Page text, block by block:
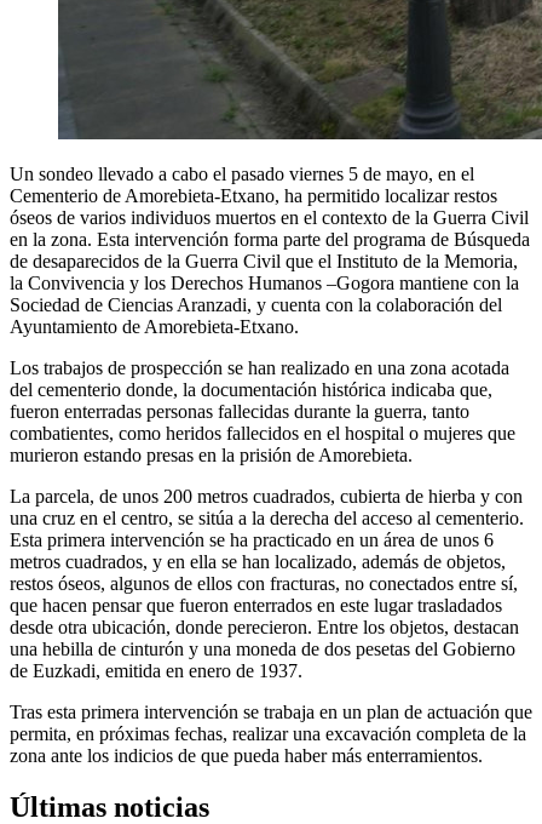
Un sondeo llevado a cabo el pasado viernes 5 de mayo, en el
Cementerio de Amorebieta-Etxano, ha permitido localizar restos
óseos de varios individuos muertos en el contexto de la Guerra Civil
en la zona. Esta intervención forma parte del programa de Búsqueda
de desaparecidos de la Guerra Civil que el Instituto de la Memoria,
la Convivencia y los Derechos Humanos –Gogora mantiene con la
Sociedad de Ciencias Aranzadi, y cuenta con la colaboración del
Ayuntamiento de Amorebieta-Etxano.
Los trabajos de prospección se han realizado en una zona acotada
del cementerio donde, la documentación histórica indicaba que,
fueron enterradas personas fallecidas durante la guerra, tanto
combatientes, como heridos fallecidos en el hospital o mujeres que
murieron estando presas en la prisión de Amorebieta.
La parcela, de unos 200 metros cuadrados, cubierta de hierba y con
una cruz en el centro, se sitúa a la derecha del acceso al cementerio.
Esta primera intervención se ha practicado en un área de unos 6
metros cuadrados, y en ella se han localizado, además de objetos,
restos óseos, algunos de ellos con fracturas, no conectados entre sí,
que hacen pensar que fueron enterrados en este lugar trasladados
desde otra ubicación, donde perecieron. Entre los objetos, destacan
una hebilla de cinturón y una moneda de dos pesetas del Gobierno
de Euzkadi, emitida en enero de 1937.
Tras esta primera intervención se trabaja en un plan de actuación que
permita, en próximas fechas, realizar una excavación completa de la
zona ante los indicios de que pueda haber más enterramientos.
Últimas noticias